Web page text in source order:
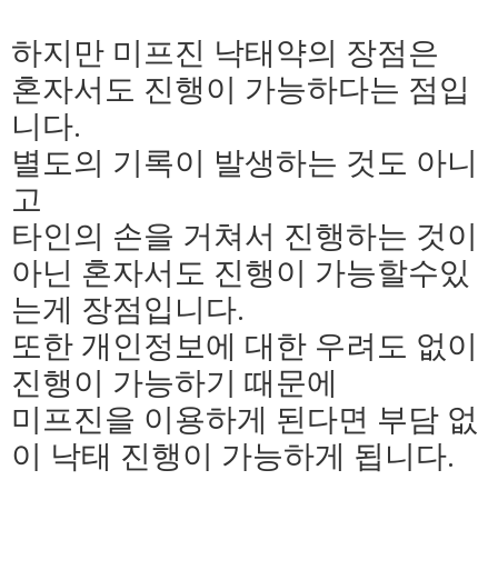
하지만 미프진 낙태약의 장점은
혼자서도 진행이 가능하다는 점입
니다.
별도의 기록이 발생하는 것도 아니
고
타인의 손을 거쳐서 진행하는 것이
아닌 혼자서도 진행이 가능할수있
는게 장점입니다.
또한 개인정보에 대한 우려도 없이
진행이 가능하기 때문에
미프진을 이용하게 된다면 부담 없
이 낙태 진행이 가능하게 됩니다.